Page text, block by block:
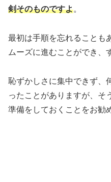
剣そのものですよ。
最初は手順を忘れることも
ムーズに進むことができ、
恥ずかしさに集中できず、
ったことがありますが、そ
準備をしておくことをお勧